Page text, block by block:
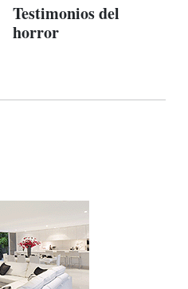
Testimonios del
horror